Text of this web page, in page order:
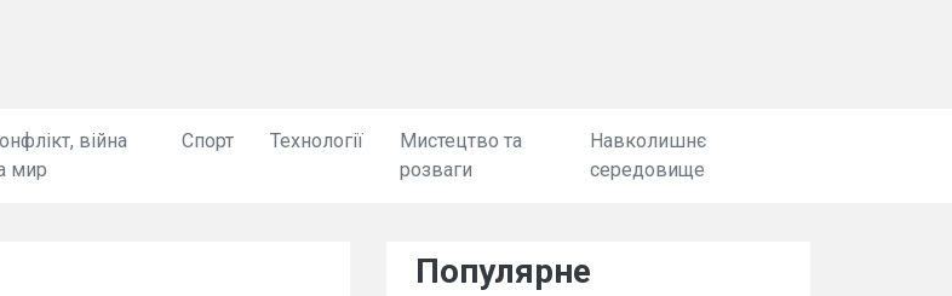
війна
мир
Спорт Технології
Мистецтво та
розваги
Навколишнє
середовище
Популярне